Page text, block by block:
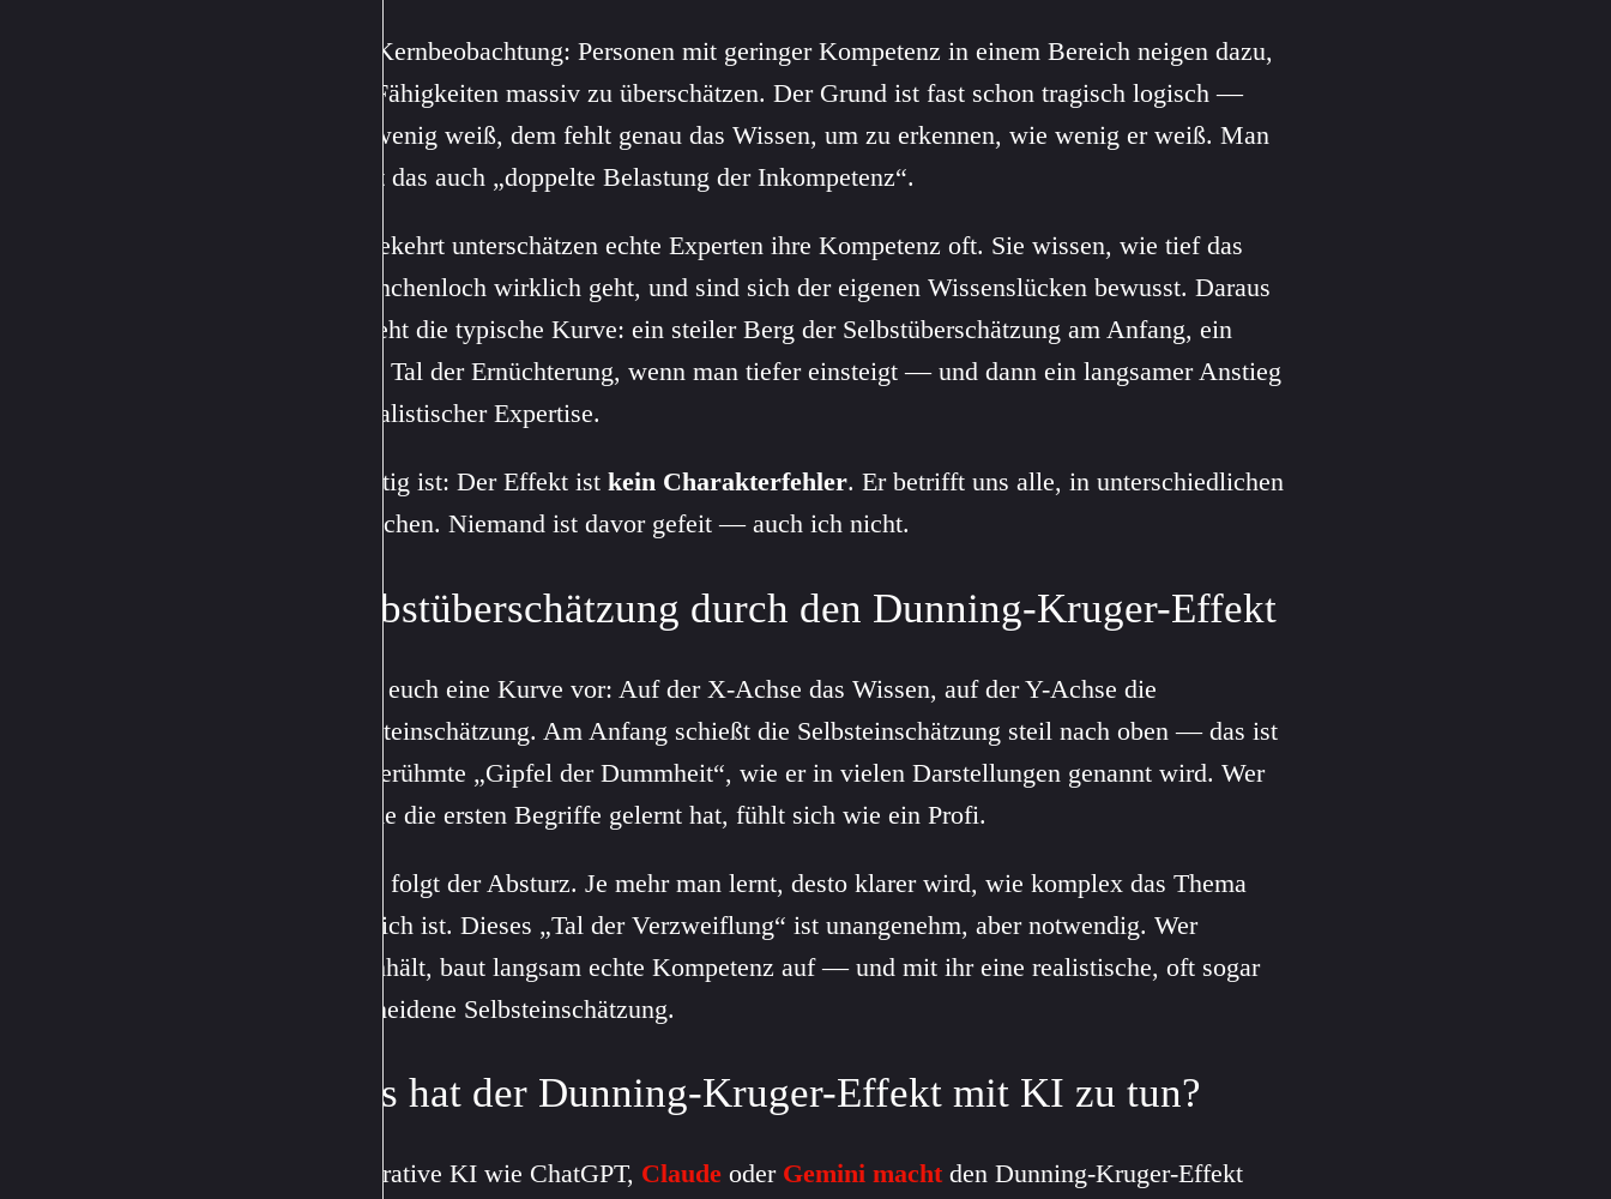
Ihre Kernbeobachtung: Personen mit geringer Kompetenz in einem Bereich neigen dazu,
ihre Fähigkeiten massiv zu überschätzen. Der Grund ist fast schon tragisch logisch —
wer wenig weiß, dem fehlt genau das Wissen, um zu erkennen, wie wenig er weiß. Man
nennt das auch „doppelte Belastung der Inkompetenz“.
Umgekehrt unterschätzen echte Experten ihre Kompetenz oft. Sie wissen, wie tief das
Kaninchenloch wirklich geht, und sind sich der eigenen Wissenslücken bewusst. Daraus
entsteht die typische Kurve: ein steiler Berg der Selbstüberschätzung am Anfang, ein
tiefes Tal der Ernüchterung, wenn man tiefer einsteigt — und dann ein langsamer Anstieg
zu realistischer Expertise.
Wichtig ist: Der Effekt ist kein Charakterfehler. Er betrifft uns alle, in unterschiedlichen
Bereichen. Niemand ist davor gefeit — auch ich nicht.
Selbstüberschätzung durch den Dunning-Kruger-Effekt
Stellt euch eine Kurve vor: Auf der X-Achse das Wissen, auf der Y-Achse die
Selbsteinschätzung. Am Anfang schießt die Selbsteinschätzung steil nach oben — das ist
der berühmte „Gipfel der Dummheit“, wie er in vielen Darstellungen genannt wird. Wer
gerade die ersten Begriffe gelernt hat, fühlt sich wie ein Profi.
Dann folgt der Absturz. Je mehr man lernt, desto klarer wird, wie komplex das Thema
wirklich ist. Dieses „Tal der Verzweiflung“ ist unangenehm, aber notwendig. Wer
durchhält, baut langsam echte Kompetenz auf — und mit ihr eine realistische, oft sogar
bescheidene Selbsteinschätzung.
Was hat der Dunning-Kruger-Effekt mit KI zu tun?
Generative KI wie ChatGPT, Claude oder Gemini macht den Dunning-Kruger-Effekt